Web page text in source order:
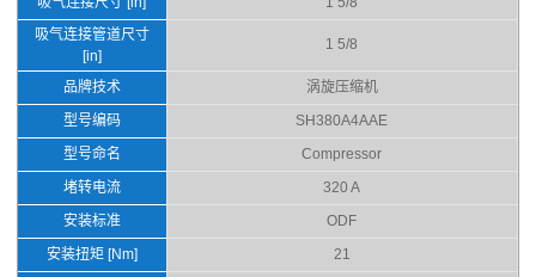
吸气连接管道尺寸
[in]
1 5/8
品牌技术
涡旋压缩机
型号编码
SH380A4AAE
型号命名
Compressor
堵转电流
320 A
安装标准
ODF
安装扭矩 [Nm]
21